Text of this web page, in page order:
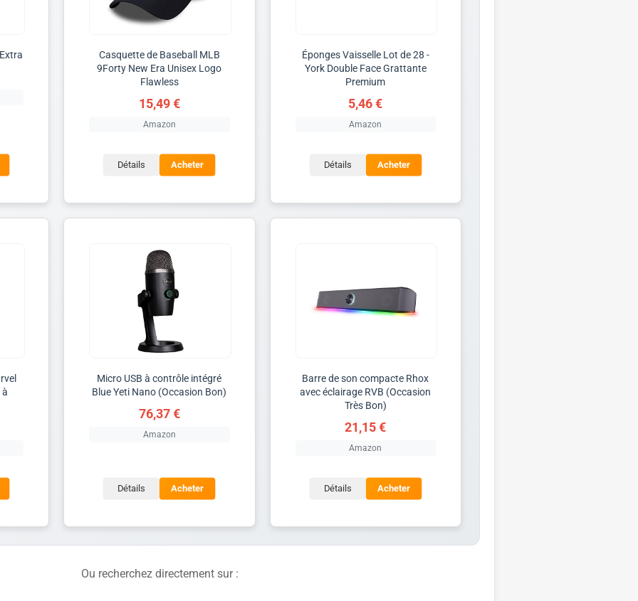
Casquette de Baseball MLB
9Forty New Era Unisex Logo
Flawless
15,49 €
Amazon
Détails Acheter
Éponges Vaisselle Lot de 28 -
York Double Face Grattante
Premium
5,46 €
Amazon
Détails Acheter
à
Micro USB à contrôle intégré
Blue Yeti Nano (Occasion Bon)
76,37 €
Amazon
Détails Acheter
Barre de son compacte Rhox
avec éclairage RVB (Occasion
Très Bon)
21,15 €
Amazon
Détails Acheter
Ou recherchez directement sur :